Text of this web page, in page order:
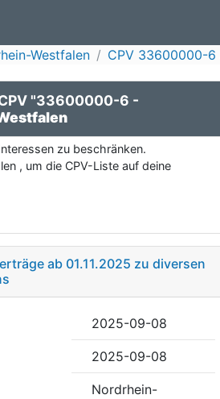
Westfalen CPV 33600000-6
"33600000-6 -
zu beschränken.
, um die CPV-Liste auf deine
ab 01.11.2025 zu diversen
2025-09-08
2025-09-08
Nordrhein-